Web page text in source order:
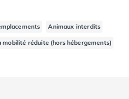
Luz
Animaux interdits
mobilité réduite (hors hébergements)